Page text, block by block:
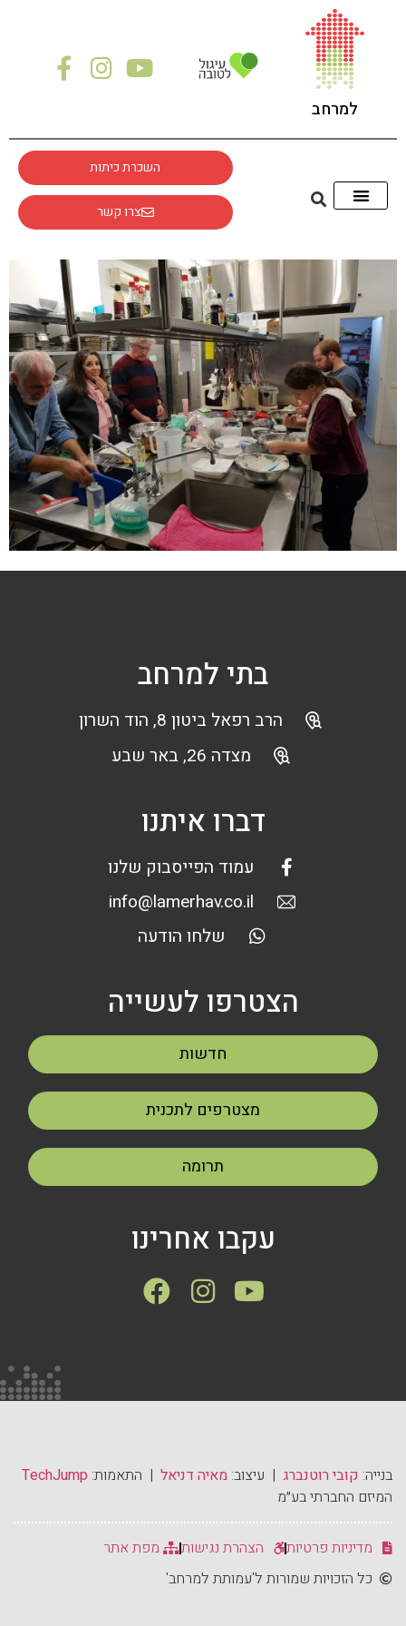
למרחב
השכרת כיתות
צרו קשר
בתי למרחב
הרב רפאל ביטון 8, הוד השרון
מצדה 26, באר שבע
דברו איתנו
עמוד הפייסבוק שלנו
info@lamerhav.co.il
שלחו הודעה
הצטרפו לעשייה
חדשות
מצטרפים לתכנית
תרומה
עקבו אחרינו
בנייה: קובי רוטנברג | עיצוב: מאיה דניאל | התאמות: TechJump
המיזם החברתי בע״מ
מדיניות פרטיות הצהרת נגישות
מפת אתר
כל הזכויות שמורות ל'עמותת למרחב'